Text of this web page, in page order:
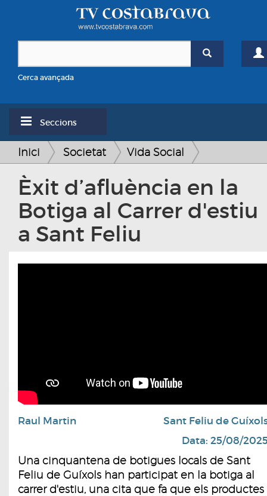
Cerca avançada
Seccions
Inici Societat Vida Social
Èxit d’afluència en la
Botiga al Carrer d'estiu
a Sant Feliu
Raul Martin
Sant Feliu de
Data: 25/08/
Una cinquantena de botigues locals de Sant
Feliu de Guíxols han participat en la botiga al
carrer d'estiu, una cita que fa que els productes